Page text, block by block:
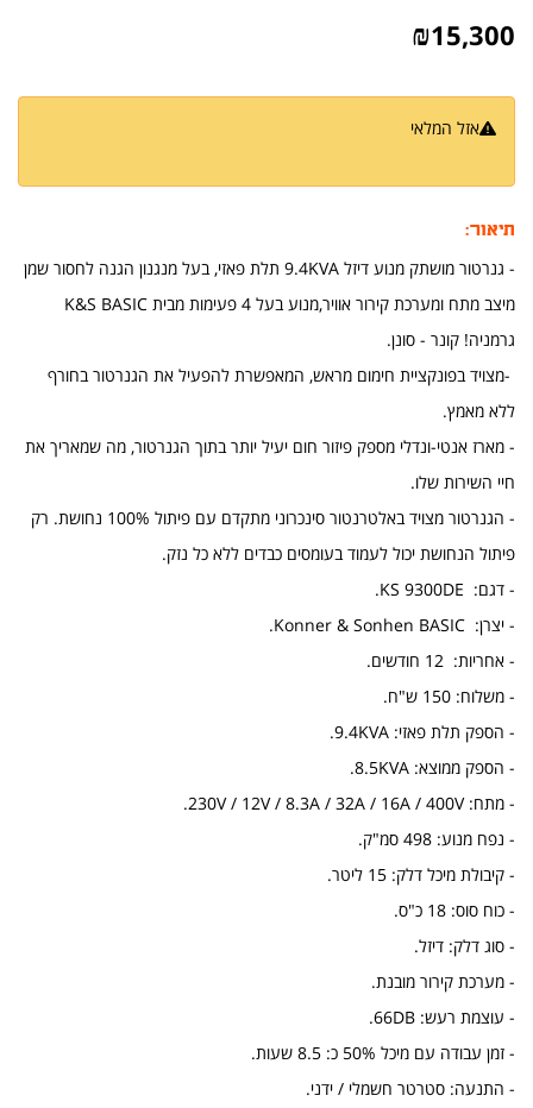
₪15,300
אזל המלאי
תיאור:
- גנרטור מושתק מנוע דיזל 9.4KVA תלת פאזי, בעל מנגנון הגנה לחסור שמן
מיצב מתח ומערכת קירור אוויר,מנוע בעל 4 פעימות מבית K&S BASIC
גרמניה! קונר - סונן.
-מצויד בפונקציית חימום מראש, המאפשרת להפעיל את הגנרטור בחורף
ללא מאמץ.
- מארז אנטי-ונדלי מספק פיזור חום יעיל יותר בתוך הגנרטור, מה שמאריך את
חיי השירות שלו.
- הגנרטור מצויד באלטרנטור סינכרוני מתקדם עם פיתול 100% נחושת. רק
פיתול הנחושת יכול לעמוד בעומסים כבדים ללא כל נזק.
- דגם: KS 9300DE.
- יצרן: Konner & Sonhen BASIC.
- אחריות: 12 חודשים.
- משלוח: 150 ש"ח.
- הספק תלת פאזי: 9.4KVA.
- הספק ממוצא: 8.5KVA.
- מתח: 230V / 12V / 8.3A / 32A / 16A / 400V.
- נפח מנוע: 498 סמ"ק.
- קיבולת מיכל דלק: 15 ליטר.
- כוח סוס: 18 כ"ס.
- סוג דלק: דיזל.
- מערכת קירור מובנת.
- עוצמת רעש: 66DB.
- זמן עבודה עם מיכל 50% כ: 8.5 שעות.
- התנעה: סטרטר חשמלי / ידני.